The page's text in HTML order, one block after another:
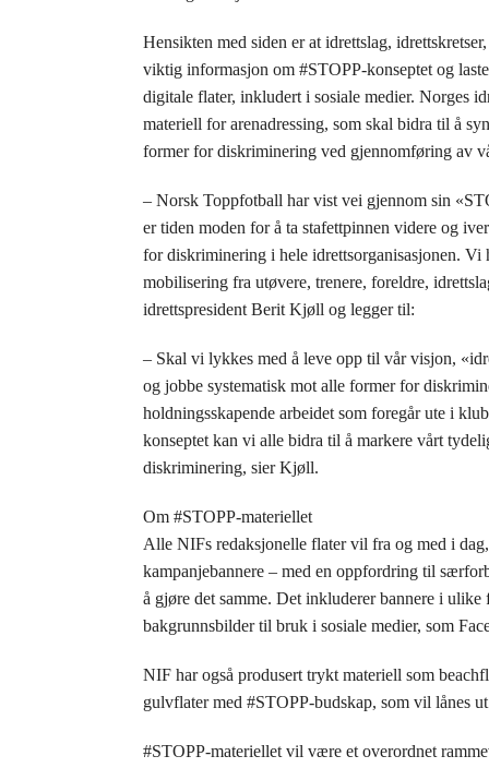
Hensikten med siden er at idrettslag,
viktig informasjon om #STOPP-konseptet og
digitale flater, inkludert i sosiale medier. Norges
materiell for arenadressing, som skal bidra til å
former for diskriminering ved gjennomføring av
– Norsk Toppfotball har vist vei gjennom sin
er tiden moden for å ta stafettpinnen videre og
for diskriminering i hele idrettsorganisasjonen. Vi
mobilisering fra utøvere, trenere, foreldre,
idrettspresident Berit Kjøll og legger til:
– Skal vi lykkes med å leve opp til vår visjon,
og jobbe systematisk mot alle former for
holdningsskapende arbeidet som foregår ute i
konseptet kan vi alle bidra til å markere vårt
diskriminering, sier Kjøll.
Om #STOPP-materiellet
Alle NIFs redaksjonelle flater vil fra og med i
kampanjebannere – med en oppfordring til
å gjøre det samme. Det inkluderer bannere i
bakgrunnsbilder til bruk i sosiale medier, som
NIF har også produsert trykt materiell som
gulvflater med #STOPP-budskap, som vil lånes
#STOPP-materiellet vil være et overordnet